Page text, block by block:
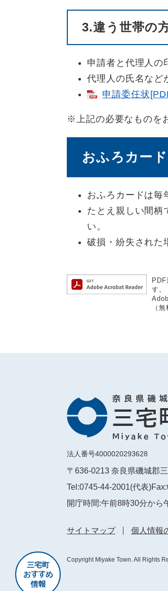
3.違う世帯の
申請者と代理人の
代理人の氏名など
申請委任状
※上記の必要なものを
おふろカー
おふろカードは毎
たとえ親しい間柄
い。
破損・紛失された
す。
（無
法人番号4000020293628
〒636-0213 奈良県磯城郡
Tel:0745-44-2001(代表)
開庁時間:午前8時30分から
サイトマップ 個人情報
Copyright Miyake Town. All Rights